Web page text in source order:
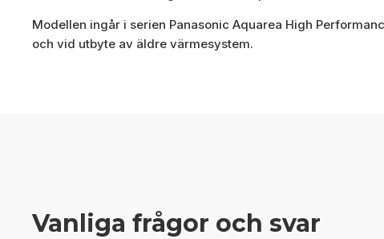
Modellen ingår i serien Panasonic Aquarea High
och vid utbyte av äldre värmesystem.
Vanliga frågor och svar